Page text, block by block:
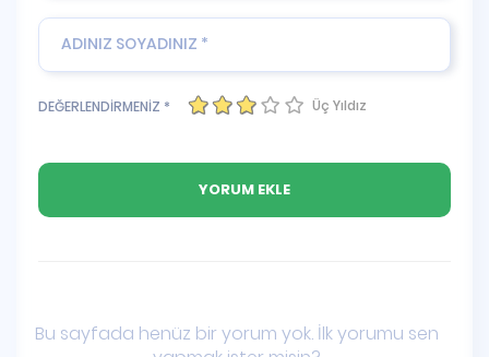
DEĞERLENDİRMENİZ * Üç Yıldız
Bu sayfada henüz bir yorum yok. İlk yorumu sen